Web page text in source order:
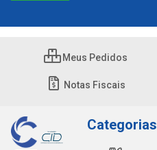
Meus Pedidos
Notas Fiscais
Categorias